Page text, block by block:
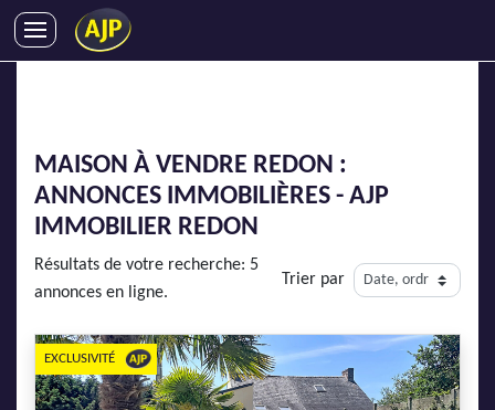
SYNDIC
IMMOBILIER NEUF
ENTREPRISES
DEVENIR FRANCHISÉ
MAISON À VENDRE REDON :
ANNONCES IMMOBILIÈRES - AJP
IMMOBILIER REDON
Résultats de votre recherche: 5
annonces en ligne.
Trier par
EXCLUSIVITÉ